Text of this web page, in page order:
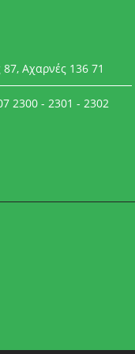
Αχαρνές 136 71
2300 - 2301 - 2302